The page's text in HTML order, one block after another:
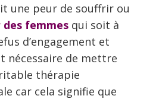
une peur de souffrir ou
des femmes qui soit à
d’engagement et
nécessaire de mettre
thérapie
car cela signifie que